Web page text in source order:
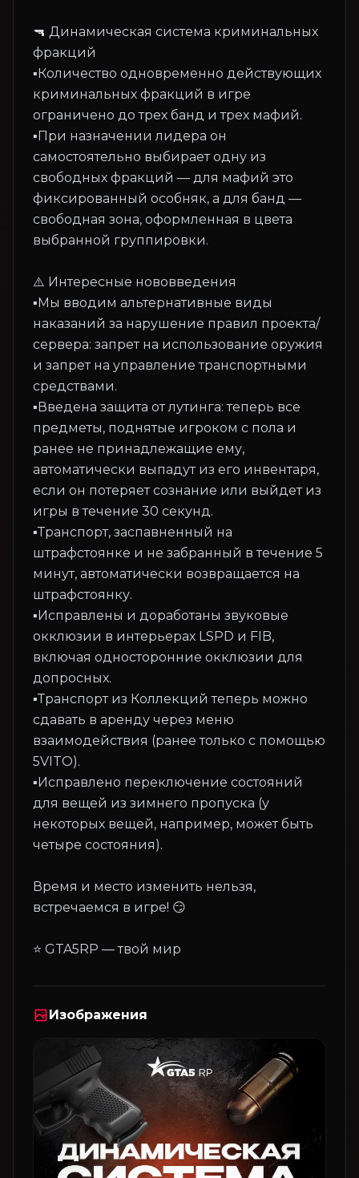
🔫 Динамическая система криминальных
фракций
▪️Количество одновременно действующих
криминальных фракций в игре
ограничено до трех банд и трех мафий.
▪️При назначении лидера он
самостоятельно выбирает одну из
свободных фракций — для мафий это
фиксированный особняк, а для банд —
свободная зона, оформленная в цвета
выбранной группировки.
⚠️ Интересные нововведения
▪️Мы вводим альтернативные виды
наказаний за нарушение правил проекта/
сервера: запрет на использование оружия
и запрет на управление транспортными
средствами.
▪️Введена защита от лутинга: теперь все
предметы, поднятые игроком с пола и
ранее не принадлежащие ему,
автоматически выпадут из его инвентаря,
если он потеряет сознание или выйдет из
игры в течение 30 секунд.
▪️Транспорт, заспавненный на
штрафстоянке и не забранный в течение 5
минут, автоматически возвращается на
штрафстоянку.
▪️Исправлены и доработаны звуковые
окклюзии в интерьерах LSPD и FIB,
включая односторонние окклюзии для
допросных.
▪️Транспорт из Коллекций теперь можно
сдавать в аренду через меню
взаимодействия (ранее только с помощью
5VITO).
▪️Исправлено переключение состояний
для вещей из зимнего пропуска (у
некоторых вещей, например, может быть
четыре состояния).
Время и место изменить нельзя,
встречаемся в игре! 😏
Изображения